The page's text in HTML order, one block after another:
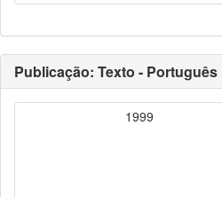
Publicação: Texto - Português
1999